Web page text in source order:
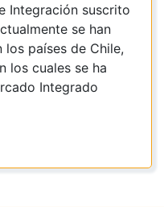
Integración suscrito
se han
países de Chile,
los cuales se ha
Integrado